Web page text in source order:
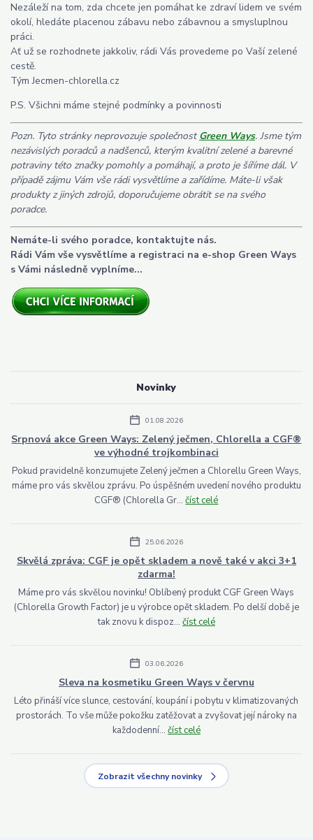
Novinky
01.08.2026
Srpnová akce Green Ways: Zelený ječmen, Chlorella a CGF®
ve výhodné trojkombinaci
Pokud pravidelně konzumujete Zelený ječmen a Chlorellu Green Ways,
máme pro vás skvělou zprávu. Po úspěšném uvedení nového produktu
CGF® (Chlorella Gr...číst celé
25.06.2026
Skvělá zpráva: CGF je opět skladem a nově také v akci 3+1
zdarma!
Máme pro vás skvělou novinku! Oblíbený produkt CGF Green Ways
(Chlorella Growth Factor) je u výrobce opět skladem. Po delší době je
tak znovu k dispoz... číst celé
03.06.2026
Sleva na kosmetiku Green Ways v červnu
Léto přináší více slunce, cestování, koupání i pobytu v klimatizovaných
prostorách. To vše může pokožku zatěžovat a zvyšovat její nároky na
každodenní... číst celé
Zobrazit všechny novinky
Nezáleží na tom, zda chcete jen pomáhat ke zdraví lidem ve svém
okolí, hledáte placenou zábavu nebo zábavnou a smysluplnou
práci.
Ať už se rozhodnete jakkoliv, rádi Vás provedeme po Vaší zelené
cestě.
Tým Jecmen-chlorella.cz
P.S. Všichni máme stejné podmínky a povinnosti
Pozn. Tyto stránky neprovozuje společnostGreen Ways. Jsme tým
nezávislých poradců a nadšenců, kterým kvalitní zelené a barevné
potraviny této značky pomohly a pomáhají, a proto je šíříme dál. V
případě zájmu Vám vše rádi vysvětlíme a zařídíme. Máte-li však
produkty z jiných zdrojů, doporučujeme obrátit se na svého
poradce.
Nemáte-li svého poradce, kontaktujte nás.
Rádi Vám vše vysvětlíme a registraci na e-shop Green Ways
s Vámi následně vyplníme...